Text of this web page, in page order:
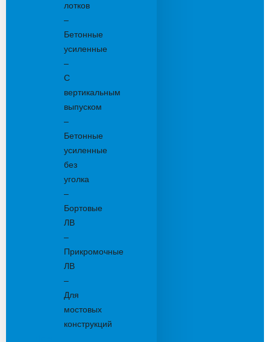
лотков
–
Бетонные
усиленные
–
С
вертикальным
выпуском
–
Бетонные
усиленные
без
уголка
–
Бортовые
ЛВ
–
Прикромочные
ЛВ
–
Для
мостовых
конструкций